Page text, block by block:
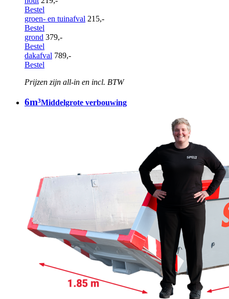
Bestel
groen- en tuinafval 215,-
Bestel
grond 379,-
Bestel
dakafval 789,-
Bestel
Prijzen zijn all-in en incl. BTW
6m³Middelgrote verbouwing